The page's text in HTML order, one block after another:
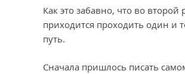
Как это забавно, что во второй
приходится проходить один и
путь.
Сначала пришлось писать